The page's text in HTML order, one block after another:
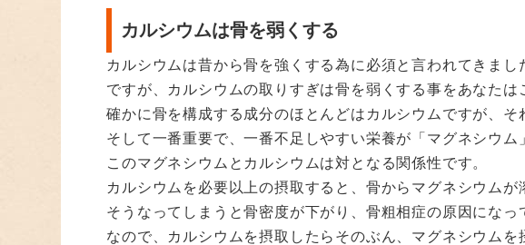
カルシウムは骨を弱くする
カルシウムは昔から骨を強くする為に必須と言われてきまし
ですが、カルシウムの取りすぎは骨を弱くする事をあなたは
確かに骨を構成する成分のほとんどはカルシウムですが、そ
そして一番重要で、一番不足しやすい栄養が「マグネシウム
このマグネシウムとカルシウムは対となる関係性です。
カルシウムを必要以上の摂取すると、骨からマグネシウムが
そうなってしまうと骨密度が下がり、骨粗相症の原因になっ
なので、カルシウムを摂取したらそのぶん、マグネシウム